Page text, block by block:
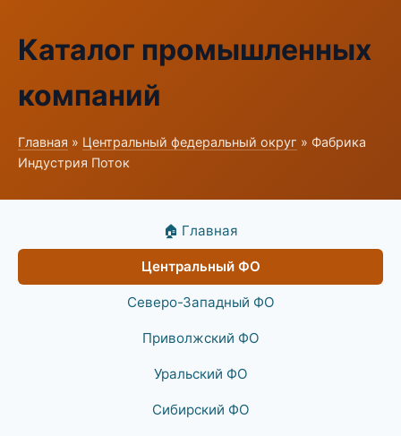
Каталог промышленных
компаний
Главная » Центральный федеральный округ » Фабрика
Индустрия Поток
🏠 Главная
Центральный ФО
Северо-Западный ФО
Приволжский ФО
Уральский ФО
Сибирский ФО